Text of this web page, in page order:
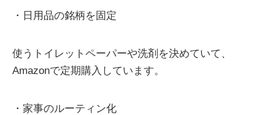
・日用品の銘柄を固定
使うトイレットペーパーや洗剤を決めていて、
Amazonで定期購入しています。
・家事のルーティン化